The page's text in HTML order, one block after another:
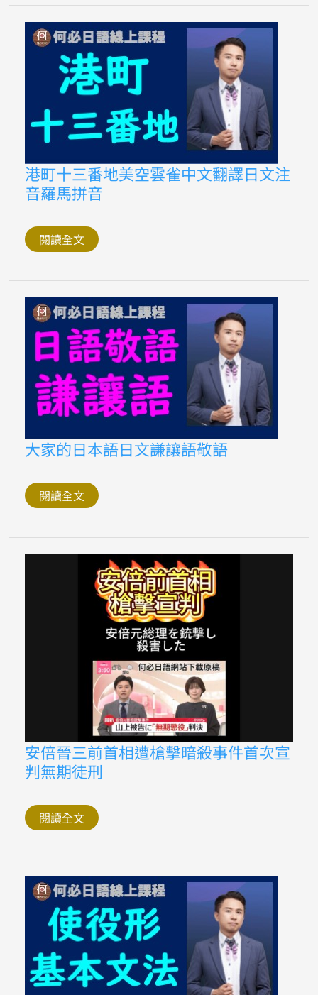
槽
怎
麼
說
港町十三番地美空雲雀中文翻譯日文注
音羅馬拼音
港
町
十
三
地
美
空
中
文
翻
譯
日
文
注
音
羅
馬
拼
音
閱讀全文
大家的日本語日文謙讓語敬語
大
家
日
本
語
日
謙
語
閱讀全文
安倍晉三前首相遭槍擊暗殺事件首次宣
判無期徒刑
安
倍
晉
三
首
相
遭
暗
殺
事
件
首
次
宣
無
期
徒
刑
閱讀全文